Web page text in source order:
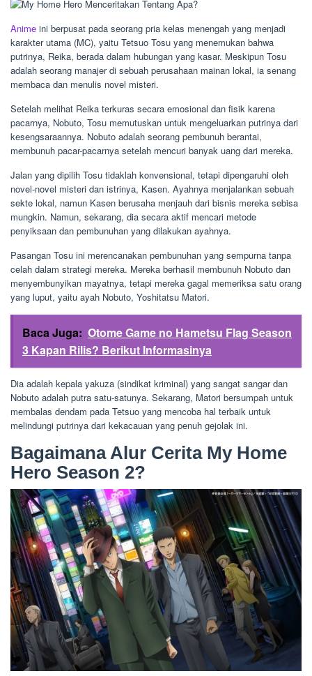
Anime ini berpusat pada seorang pria kelas menengah yang menjadi
karakter utama (MC), yaitu Tetsuo Tosu yang menemukan bahwa
putrinya, Reika, berada dalam hubungan yang kasar. Meskipun Tosu
adalah seorang manajer di sebuah perusahaan mainan lokal, ia senang
membaca dan menulis novel misteri.
Setelah melihat Reika terkuras secara emosional dan fisik karena
pacarnya, Nobuto, Tosu memutuskan untuk mengeluarkan putrinya dari
kesengsaraannya. Nobuto adalah seorang pembunuh berantai,
membunuh pacar-pacarnya setelah mencuri banyak uang dari mereka.
Jalan yang dipilih Tosu tidaklah konvensional, tetapi dipengaruhi oleh
novel-novel misteri dan istrinya, Kasen. Ayahnya menjalankan sebuah
sekte lokal, namun Kasen berusaha menjauh dari bisnis mereka sebisa
mungkin. Namun, sekarang, dia secara aktif mencari metode
penyiksaan dan pembunuhan yang dilakukan ayahnya.
Pasangan Tosu ini merencanakan pembunuhan yang sempurna tanpa
celah dalam strategi mereka. Mereka berhasil membunuh Nobuto dan
menyembunyikan mayatnya, tetapi mereka gagal memeriksa satu orang
yang luput, yaitu ayah Nobuto, Yoshitatsu Matori.
Baca Juga: Otome Game no Hametsu Flag Season
3 Kapan Rilis? Berikut Informasinya
Dia adalah kepala yakuza (sindikat kriminal) yang sangat sangar dan
Nobuto adalah putra satu-satunya. Sekarang, Matori bersumpah untuk
membalas dendam pada Tetsuo yang mencoba hal terbaik untuk
melindungi putrinya dari kekacauan yang penuh gejolak ini.
Bagaimana Alur Cerita My Home
Hero Season 2?